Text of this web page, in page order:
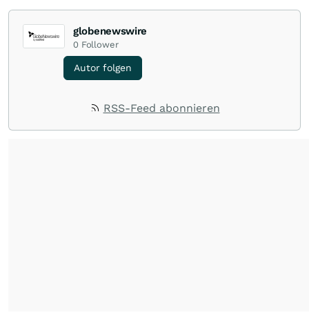
globenewswire
0 Follower
Autor folgen
RSS-Feed abonnieren